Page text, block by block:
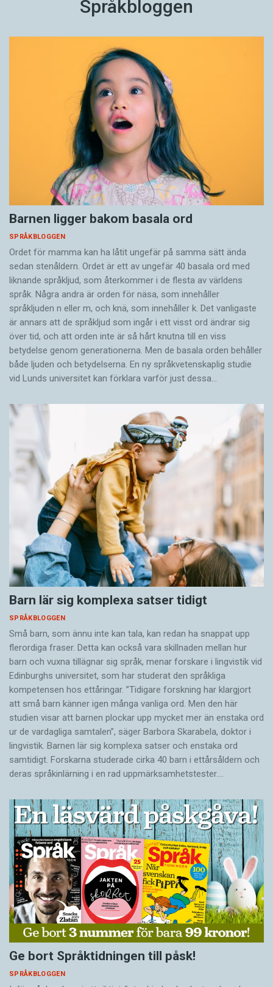
Språkbloggen
Barnen ligger bakom basala ord
SPRÅKBLOGGEN
Ordet för mamma kan ha låtit ungefär på samma sätt ända
sedan stenåldern. Ordet är ett av ungefär 40 basala ord med
liknande språkljud, som återkommer i de flesta av världens
språk. Några andra är orden för näsa, som innehåller
språkljuden n eller m, och knä, som innehåller k. Det vanligaste
är annars att de språkljud som ingår i ett visst ord ändrar sig
över tid, och att orden inte är så hårt knutna till en viss
betydelse genom generationerna. Men de basala orden behåller
både ljuden och betydelserna. En ny språkvetenskaplig studie
vid Lunds universitet kan förklara varför just dessa…
Barn lär sig komplexa satser tidigt
SPRÅKBLOGGEN
Små barn, som ännu inte kan tala, kan redan ha snappat upp
flerordiga fraser. Detta kan också vara skillnaden mellan hur
barn och vuxna tillägnar sig språk, menar forskare i lingvistik vid
Edinburghs universitet, som har studerat den språkliga
kompetensen hos ettåringar. ”Tidigare forskning har klargjort
att små barn känner igen många vanliga ord. Men den här
studien visar att barnen plockar upp mycket mer än enstaka ord
ur de vardagliga samtalen”, säger Barbora Skarabela, doktor i
lingvistik. Barnen lär sig komplexa satser och enstaka ord
samtidigt. Forskarna studerade cirka 40 barn i ettårsåldern och
deras språkinlärning i en rad uppmärksamhetstester.…
Ge bort Språktidningen till påsk!
SPRÅKBLOGGEN